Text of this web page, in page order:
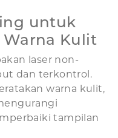
untuk
Kulit
laser non-
dan terkontrol.
warna kulit,
tampilan